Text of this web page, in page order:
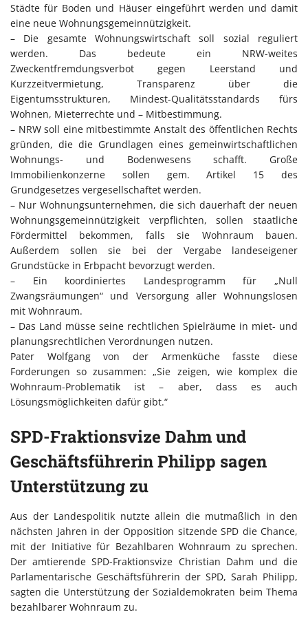
Städte für Boden und Häuser eingeführt werden und damit
eine neue Wohnungsgemeinnützigkeit.
– Die gesamte Wohnungswirtschaft soll sozial reguliert
werden. Das bedeute ein NRW-weites
Zweckentfremdungsverbot gegen Leerstand und
Kurzzeitvermietung, Transparenz über die
Eigentumsstrukturen, Mindest-Qualitätsstandards fürs
Wohnen, Mieterrechte und – Mitbestimmung.
– NRW soll eine mitbestimmte Anstalt des öffentlichen Rechts
gründen, die die Grundlagen eines gemeinwirtschaftlichen
Wohnungs- und Bodenwesens schafft. Große
Immobilienkonzerne sollen gem. Artikel 15 des
Grundgesetzes vergesellschaftet werden.
– Nur Wohnungsunternehmen, die sich dauerhaft der neuen
Wohnungsgemeinnützigkeit verpflichten, sollen staatliche
Fördermittel bekommen, falls sie Wohnraum bauen.
Außerdem sollen sie bei der Vergabe landeseigener
Grundstücke in Erbpacht bevorzugt werden.
– Ein koordiniertes Landesprogramm für „Null
Zwangsräumungen“ und Versorgung aller Wohnungslosen
mit Wohnraum.
– Das Land müsse seine rechtlichen Spielräume in miet- und
planungsrechtlichen Verordnungen nutzen.
Pater Wolfgang von der Armenküche fasste diese
Forderungen so zusammen: „Sie zeigen, wie komplex die
Wohnraum-Problematik ist – aber, dass es auch
Lösungsmöglichkeiten dafür gibt.“
SPD-Fraktionsvize Dahm und
Geschäftsführerin Philipp sagen
Unterstützung zu
Aus der Landespolitik nutzte allein die mutmaßlich in den
nächsten Jahren in der Opposition sitzende SPD die Chance,
mit der Initiative für Bezahlbaren Wohnraum zu sprechen.
Der amtierende SPD-Fraktionsvize Christian Dahm und die
Parlamentarische Geschäftsführerin der SPD, Sarah Philipp,
sagten die Unterstützung der Sozialdemokraten beim Thema
bezahlbarer Wohnraum zu.